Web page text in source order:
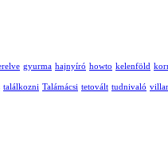
gyurma hajnyíró howto kelenföld
találkozni Talámácsi tetovált tudnivaló